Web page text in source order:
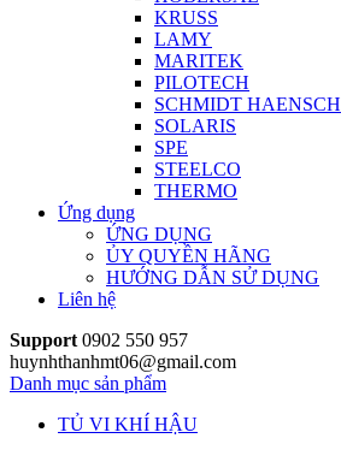
KRUSS
LAMY
MARITEK
PILOTECH
SCHMIDT HAENSCH
SOLARIS
SPE
STEELCO
THERMO
Ứng dụng
ỨNG DỤNG
ỦY QUYỀN HÃNG
HƯỚNG DẪN SỬ DỤNG
Liên hệ
Support 0902 550 957
huynhthanhmt06@gmail.com
Danh mục sản phẩm
TỦ VI KHÍ HẬU